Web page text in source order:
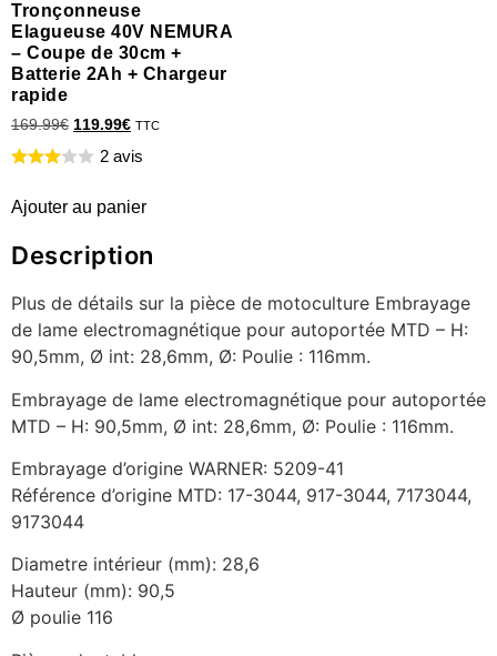
Tronçonneuse
Elagueuse 40V NEMURA
– Coupe de 30cm +
Batterie 2Ah + Chargeur
rapide
169.99€ 119.99€ TTC
2 avis
Ajouter au panier
Description
Plus de détails sur la pièce de motoculture Embrayage
de lame electromagnétique pour autoportée MTD – H:
90,5mm, Ø int: 28,6mm, Ø: Poulie : 116mm.
Embrayage de lame electromagnétique pour autoportée
MTD – H: 90,5mm, Ø int: 28,6mm, Ø: Poulie : 116mm.
Embrayage d’origine WARNER: 5209-41
Référence d’origine MTD: 17-3044, 917-3044, 7173044,
9173044
Diametre intérieur (mm): 28,6
Hauteur (mm): 90,5
Ø poulie 116